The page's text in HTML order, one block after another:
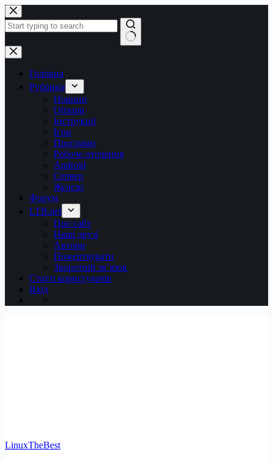
Перейти
до
вмісту
Немає
результатів
Головна
Рубрики
Новини
Обзори
Інструкції
Ігри
Програми
Робоче оточення
Android
Сервер
Железо
Форум
LTB.net
Про сайт
Наші друзі
Автори
Пожертвувати
Зворотній зв’язок
Статті користувачів
Вхід
LinuxTheBest